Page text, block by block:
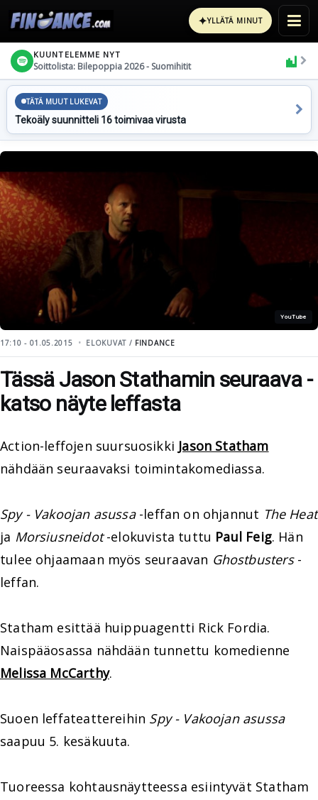
✦YLLÄTÄ MINUT
KUUNTELEMME NYT
Soittolista: Bilepoppia 2026 - Suomihitit
TÄTÄ MUUT LUKEVAT
Tekoäly suunnitteli 16 toimivaa virusta
YouTube
17:10 - 01.05.2015 ELOKUVAT / FINDANCE
Tässä Jason Stathamin seuraava -
katso näyte leffasta
Action-leffojen suursuosikki Jason Statham
nähdään seuraavaksi toimintakomediassa.
Spy - Vakoojan asussa-leffan on ohjannut The Heat
ja Morsiusneidot-elokuvista tuttu Paul Feig. Hän
tulee ohjaamaan myös seuraavan Ghostbusters-
leffan.
Statham esittää huippuagentti Rick Fordia.
Naispääosassa nähdään tunnettu komedienne
Melissa McCarthy.
Suoen leffateattereihin Spy - Vakoojan asussa
saapuu 5. kesäkuuta.
Tuoreessa kohtausnäytteessa esiintyvät Statham